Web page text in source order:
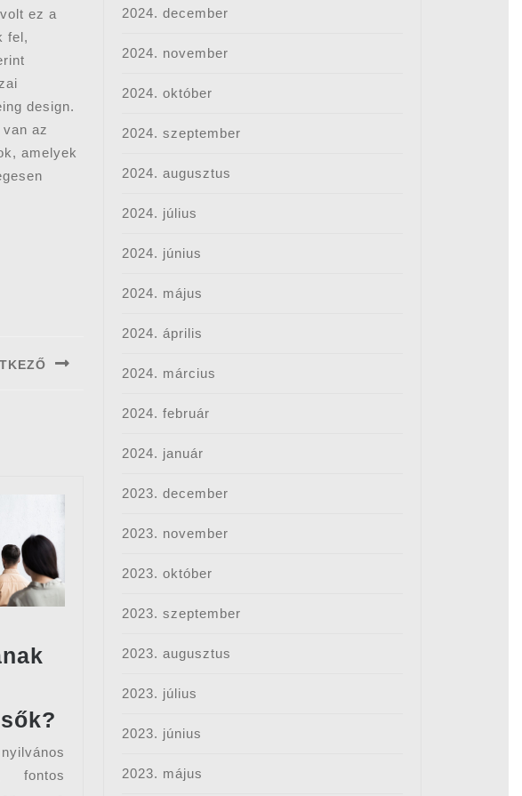
ez a
fel,
design.
az
amelyek
szoronganak
az
fontos
2024. december
2024. november
2024. október
2024. szeptember
2024. augusztus
2024. július
2024. június
2024. május
2024. április
2024. március
2024. február
2024. január
2023. december
2023. november
2023. október
2023. szeptember
2023. augusztus
2023. július
2023. június
2023. május